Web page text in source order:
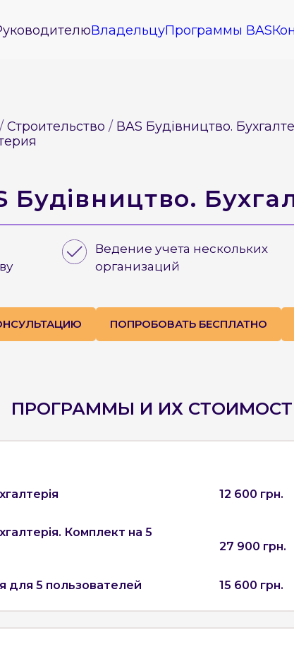
ВладельцуПрограммы BAS
Строительство BAS Будівництво.
Будівництво.
Ведение учета нескольких
организаций
ПОПРОБОВАТЬ БЕСПЛАТНО
ПРОГРАММЫ И ИХ
12 600 грн.
Комплект на 5
27 900 грн.
для 5 пользователей 15 600 грн.